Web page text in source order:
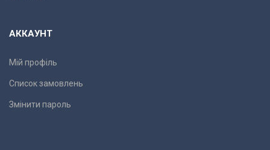
АККАУНТ
Мій профіль
Список замовлень
Змінити пароль